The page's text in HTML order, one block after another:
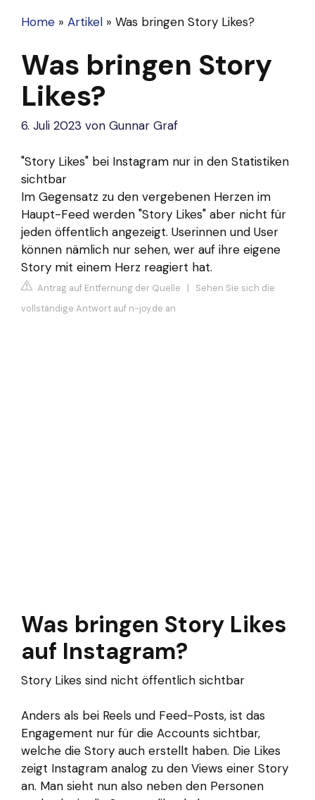
Home » Artikel » Was bringen Story Likes?
Was bringen Story
Likes?
6. Juli 2023 von Gunnar Graf
"Story Likes" bei Instagram nur in den Statistiken
sichtbar
Im Gegensatz zu den vergebenen Herzen im
Haupt-Feed werden "Story Likes" aber nicht für
jeden öffentlich angezeigt. Userinnen und User
können nämlich nur sehen, wer auf ihre eigene
Story mit einem Herz reagiert hat.
Antrag auf Entfernung der Quelle | Sehen Sie sich die
vollständige Antwort auf n-joy.de an
Was bringen Story Likes
auf Instagram?
Story Likes sind nicht öffentlich sichtbar
Anders als bei Reels und Feed-Posts, ist das
Engagement nur für die Accounts sichtbar,
welche die Story auch erstellt haben. Die Likes
zeigt Instagram analog zu den Views einer Story
an. Man sieht nun also neben den Personen